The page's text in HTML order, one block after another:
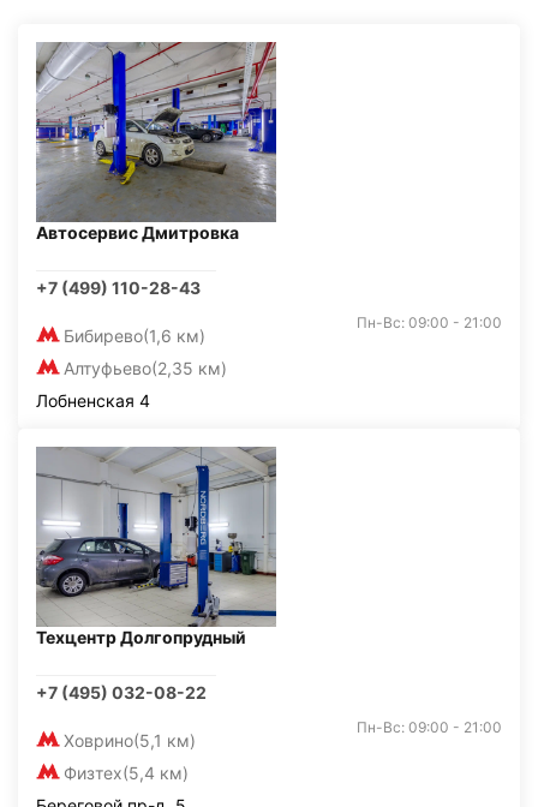
Автосервис Дмитровка
+7 (499) 110-28-43
Бибирево(1,6 км)
Алтуфьево(2,35 км)
Пн-Вс: 09:00 - 21:00
Лобненская 4
Техцентр Долгопрудный
+7 (495) 032-08-22
Ховрино(5,1 км)
Физтех(5,4 км)
Пн-Вс: 09:00 - 21:00